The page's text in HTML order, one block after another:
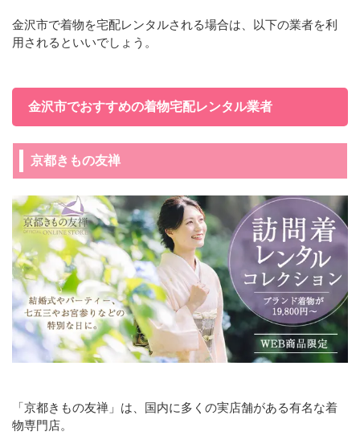
金沢市で着物を宅配レンタルされる場合は、以下の業者を利
用されるといいでしょう。
金沢市でおすすめの着物宅配レンタル業者
京都きもの友禅
「京都きもの友禅」は、国内に多くの実店舗がある有名な着
物専門店。